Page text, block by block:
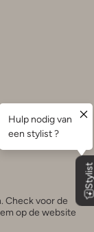
Check voor de
op de website